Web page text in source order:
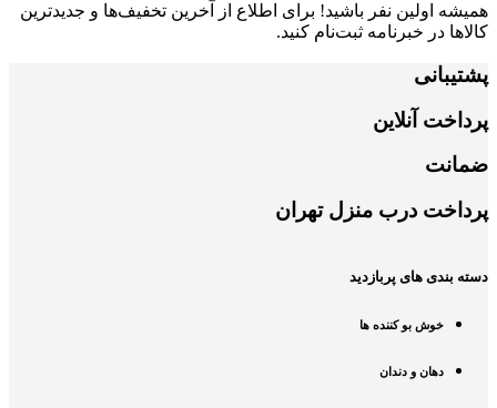
همیشه اولین نفر باشید! برای اطلاع از آخرین تخفیف‌ها و جدیدترین
کالاها در خبرنامه ثبت‌نام کنید.
پشتیبانی
پرداخت آنلاین
ضمانت
پرداخت درب منزل تهران
دسته بندی های پربازدید
خوش بو کننده ها
دهان و دندان